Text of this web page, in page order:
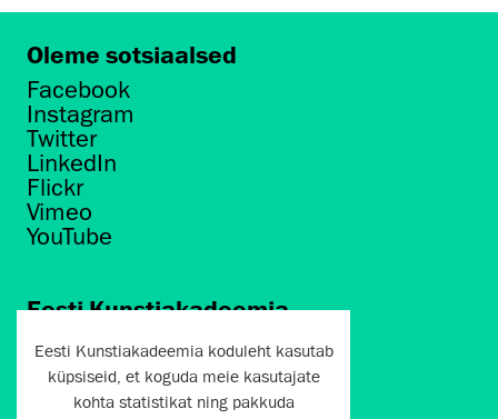
Oleme sotsiaalsed
Facebook
Instagram
Twitter
LinkedIn
Flickr
Vimeo
YouTube
Eesti Kunstiakadeemia
Põhja puiestee 7
Tallinn 10412
artun@artun.ee
Eesti Kunstiakadeemia koduleht kasutab
küpsiseid, et koguda meie kasutajate
kohta statistikat ning pakkuda